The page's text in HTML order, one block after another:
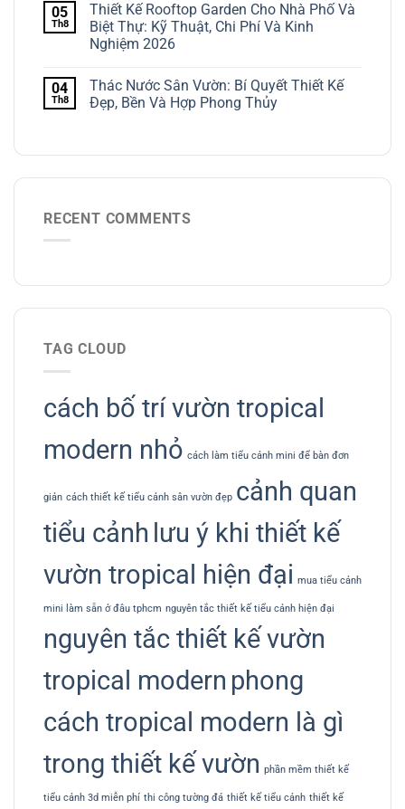
05
Th8
Thiết Kế Rooftop Garden Cho Nhà Phố Và
Biệt Thự: Kỹ Thuật, Chi Phí Và Kinh
Nghiệm 2026
04
Th8
Thác Nước Sân Vườn: Bí Quyết Thiết Kế
Đẹp, Bền Và Hợp Phong Thủy
RECENT COMMENTS
TAG CLOUD
cách bố trí vườn tropical
modern nhỏ cách làm tiểu cảnh mini để bàn đơn
giản cách thiết kế tiểu cảnh sân vườn đẹp cảnh quan
tiểu cảnh lưu ý khi thiết kế
vườn tropical hiện đại mua tiểu cảnh
mini làm sẵn ở đâu tphcm nguyên tắc thiết kế tiểu cảnh hiện đại
nguyên tắc thiết kế vườn
tropical modern phong
cách tropical modern là gì
trong thiết kế vườn phần mềm thiết kế
tiểu cảnh 3d miễn phí thi công tường đá thiết kế tiểu cảnh thiết kế